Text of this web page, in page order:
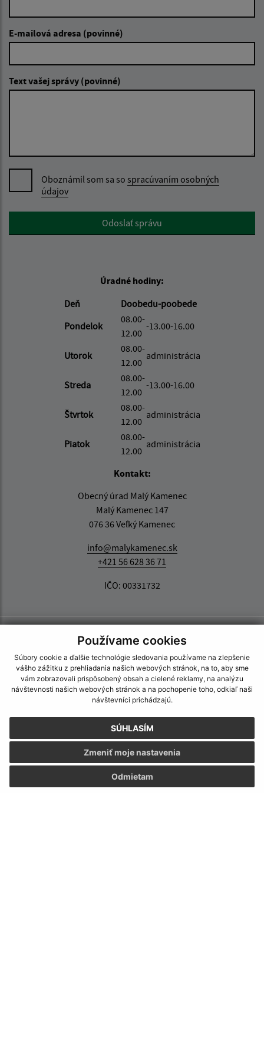
Používame cookies
Súbory cookie a ďalšie technológie sledovania používame na zlepšenie
vášho zážitku z prehliadania našich webových stránok, na to, aby sme
vám zobrazovali prispôsobený obsah a cielené reklamy, na analýzu
návštevnosti našich webových stránok a na pochopenie toho, odkiaľ naši
návštevníci prichádzajú.
SÚHLASÍM
Odmietam
Zmeniť moje nastavenia
E-mailová adresa (povinné)
Text vašej správy (povinné)
Oboznámil som sa so spracúvaním osobných
údajov
Google reCaptcha ResponseOdoslať správu
Úradné hodiny:
Deň
Doobedu-poobede
Pondelok
08.00-
12.00
-13.00-16.00
Utorok
08.00-
12.00
administrácia
Streda
08.00-
12.00
-13.00-16.00
Štvrtok
08.00-
12.00
administrácia
Piatok
08.00-
12.00
administrácia
Kontakt:
Obecný úrad Malý Kamenec
Malý Kamenec 147
076 36 Veľký Kamenec
info@malykamenec.sk
+421 56 628 36 71
IČO: 00331732